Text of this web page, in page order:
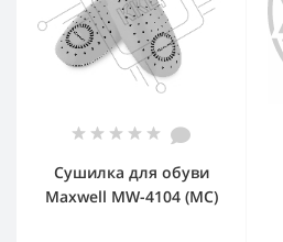
Сушилка для обуви
Maxwell MW-4104 (MC)